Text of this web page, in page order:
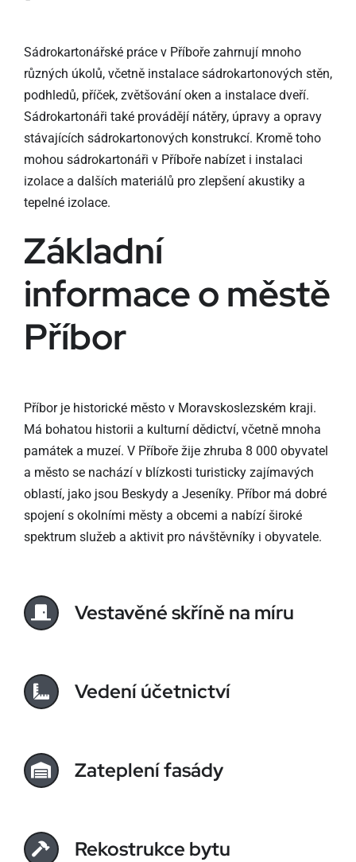
Sádrokartonářské práce v Příboře zahrnují mnoho
různých úkolů, včetně instalace sádrokartonových stěn,
podhledů, příček, zvětšování oken a instalace dveří.
Sádrokartonáři také provádějí nátěry, úpravy a opravy
stávajících sádrokartonových konstrukcí. Kromě toho
mohou sádrokartonáři v Příboře nabízet i instalaci
izolace a dalších materiálů pro zlepšení akustiky a
tepelné izolace.
Základní
informace o městě
Příbor
Příbor je historické město v Moravskoslezském kraji.
Má bohatou historii a kulturní dědictví, včetně mnoha
památek a muzeí. V Příboře žije zhruba 8 000 obyvatel
a město se nachází v blízkosti turisticky zajímavých
oblastí, jako jsou Beskydy a Jeseníky. Příbor má dobré
spojení s okolními městy a obcemi a nabízí široké
spektrum služeb a aktivit pro návštěvníky i obyvatele.
Vestavěné skříně na míru
Vedení účetnictví
Zateplení fasády
Rekostrukce bytu